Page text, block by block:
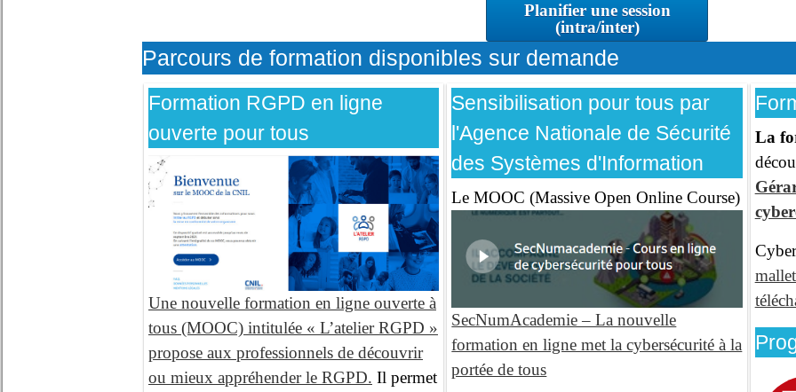
Planifier une session
(intra/inter)
Parcours de formation disponibles sur demande
Formation RGPD en ligne
ouverte pour tous
Une nouvelle formation en ligne ouverte à
tous (MOOC) intitulée « L’atelier RGPD »
propose aux professionnels de découvrir
ou mieux appréhender le RGPD. Il permet
Sensibilisation pour tous par
l'Agence Nationale de Sécurité
des Systèmes d'Information
Le MOOC (Massive Open Online Course)
SecNumAcademie – La nouvelle
formation en ligne met la cybersécurité à la
portée de tous
La